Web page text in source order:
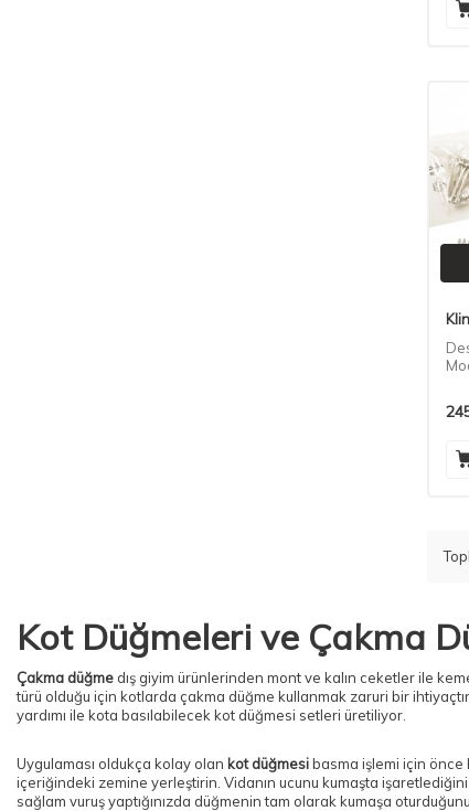
Kot Düğmeleri ve Çakma
Çakma düğme dış giyim ürünlerinden mont ve kalın ceketler ile
türü olduğu için kotlarda çakma düğme kullanmak zaruri bir
yardımı ile kota basılabilecek kot düğmesi setleri üretiliyor.
Uygulaması oldukça kolay olan kot düğmesibasma işlemi için önce
içeriğindeki zemine yerleştirin. Vidanın ucunu kumaşta
sağlam vuruş yaptığınızda düğmenin tam olarak kumaşa